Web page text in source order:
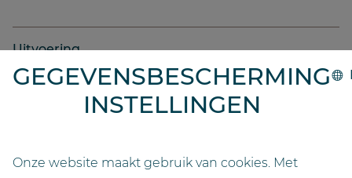
Uitvoering
2022
GEGEVENSBESCHERMING
INSTELLINGEN
Onze website maakt gebruik van cookies. Met